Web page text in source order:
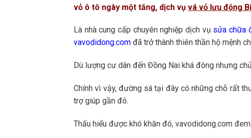
vỏ ô tô ngày một tăng, dịch vụ vá vỏ lưu động
Là nhà cung cấp chuyên nghiệp dịch vụ sửa chữa
vavodidong.com đã trở thành thiên thần hộ mệnh
Dù lượng cư dân đến Đồng Nai khá đông nhưng
Chính vì vậy, đường sá tại đây có những chỗ rất
trợ giúp gần đó.
Thấu hiểu được khó khăn đó, vavodidong.com